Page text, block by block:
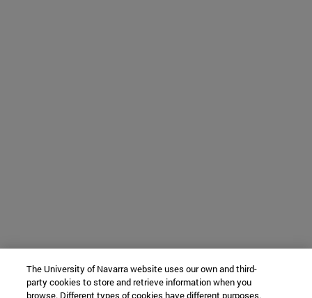
The University of Navarra website uses our own and third-
party cookies to store and retrieve information when you
browse. Different types of cookies have different purposes.